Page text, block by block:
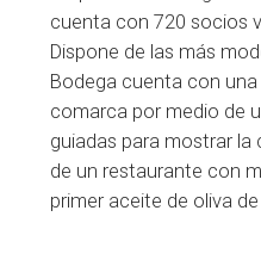
cuenta con 720 socios
Dispone de las más
Bodega cuenta con
comarca por medio de
guiadas para mostrar la
de un restaurante con
primer aceite de oliva